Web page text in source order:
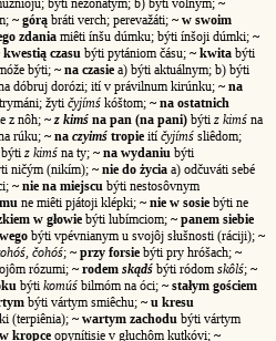
~ górą bráti verch; perevažáti; ~ w swoim
zdania miêti ínšu dúmku; býti ínšoji dúmki; ~
kwestią czasu býti pytániom čásu; ~ kwita býti
býti; ~ na czasie a) býti aktuálnym; b) býti
dóbruj dorózi; ití v právilnum kirúnku; ~ na
žyti čyjímś kóštom; ~ na ostatnich
z nôh; ~ z kimś na pan (na pani) býti z kimś na
rúku; ~ na czyimś tropie ití čyjímś sliêdom;
býti z kimś na ty; ~ na wydaniu býti
ničým (nikím); ~ nie do życia a) odčuváti sebé
~ nie na miejscu býti nestosôvnym
ne miêti pjátoji klépki; ~ nie w sosie býti ne
w głowie býti lubímciom; ~ panem siebie
býti vpévnianym u svojôj słušnosti (ráciji); ~
čohóś; ~ przy forsie býti pry hróšach; ~
rózumi; ~ rodem skądś býti ródom skôlś; ~
býti komúś bilmóm na óci; ~ stałym gościem
býti vártym smiêchu; ~ u kresu
(terpiênia); ~ wartym zachodu býti vártym
kropce opynítisie v głuchôm kutkóvi; ~